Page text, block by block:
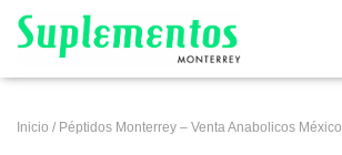
Inicio / Péptidos Monterrey – Venta Anabolicos México